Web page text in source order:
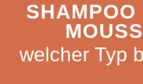
SHAMPOO
welcher Typ